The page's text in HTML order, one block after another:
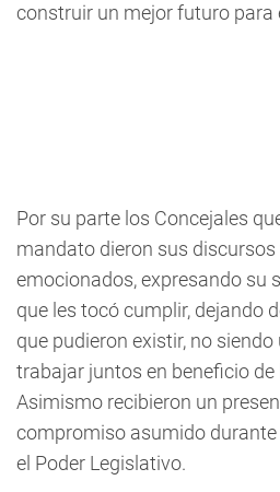
construir un mejor futuro para
Por su parte los Concejales
mandato dieron sus
emocionados, expresando su
que les tocó cumplir, dejando
que pudieron existir, no
trabajar juntos en beneficio
Asimismo recibieron un
compromiso asumido durante
el Poder Legislativo.